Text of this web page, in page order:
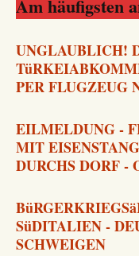
Am häufigsten
UNGLAUBLICH!
PER FLUGZEUG
EILMELDUNG -
MIT
DURCHS DORF -
SüDITALIEN -
SCHWEIGEN